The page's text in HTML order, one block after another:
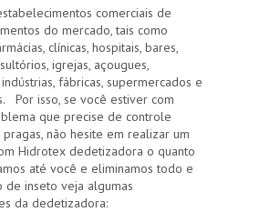
comerciais de
do mercado, tais como
clínicas, hospitais, bares,
igrejas, açougues,
fábricas, supermercados e
Por isso, se você estiver com
que precise de controle
não hesite em realizar um
Hidrotex dedetizadora o quanto
até você e eliminamos todo e
de inseto veja algumas
da dedetizadora: